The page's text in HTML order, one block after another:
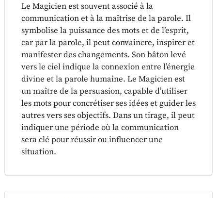
Le Magicien est souvent associé à la
communication et à la maîtrise de la parole. Il
symbolise la puissance des mots et de l’esprit,
car par la parole, il peut convaincre, inspirer et
manifester des changements. Son bâton levé
vers le ciel indique la connexion entre l’énergie
divine et la parole humaine. Le Magicien est
un maître de la persuasion, capable d’utiliser
les mots pour concrétiser ses idées et guider les
autres vers ses objectifs. Dans un tirage, il peut
indiquer une période où la communication
sera clé pour réussir ou influencer une
situation.